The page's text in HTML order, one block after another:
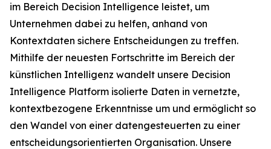
im Bereich Decision Intelligence leistet, um
Unternehmen dabei zu helfen, anhand von
Kontextdaten sichere Entscheidungen zu treffen.
Mithilfe der neuesten Fortschritte im Bereich der
künstlichen Intelligenz wandelt unsere Decision
Intelligence Platform isolierte Daten in vernetzte,
kontextbezogene Erkenntnisse um und ermöglicht so
den Wandel von einer datengesteuerten zu einer
entscheidungsorientierten Organisation. Unsere